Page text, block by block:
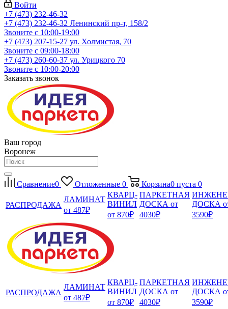
Войти
+7 (473) 232-46-32
+7 (473) 232-46-32 Ленинский пр-т, 158/2
Звоните с 10:00-19:00
+7 (473) 207-15-27 ул. Холмистая, 70
Звоните с 09:00-18:00
+7 (473) 260-60-37 ул. Урицкого 70
Звоните с 10:00-20:00
Заказать звонок
Ваш город
Воронеж
Сравнение0 Отложенные 0 Корзина0 пуста 0
РАСПРОДАЖА
ЛАМИНАТ
от 487₽
КВАРЦ-
ВИНИЛ
от 870₽
ПАРКЕТНАЯ
ДОСКА от
4030₽
ДОСКА
3590₽
РАСПРОДАЖА
ЛАМИНАТ
от 487₽
КВАРЦ-
ВИНИЛ
от 870₽
ПАРКЕТНАЯ
ДОСКА от
4030₽
ДОСКА
3590₽